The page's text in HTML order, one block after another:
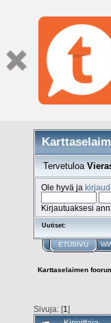
Tervetuloa
Ole hyvä ja
Kirjautuaksesi
Uutiset:
ETUSIVU
Karttaselaimen
Sivuja: [1]